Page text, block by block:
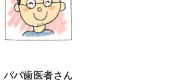
パパ歯医者さん